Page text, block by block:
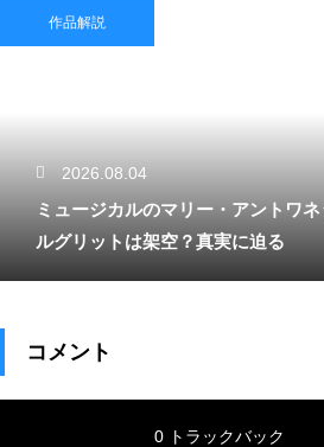
作品解説
2026.08.04
ミュージカルのマリー・アントワ
ルグリットは架空？真実に迫る
コメント
0 トラックバック